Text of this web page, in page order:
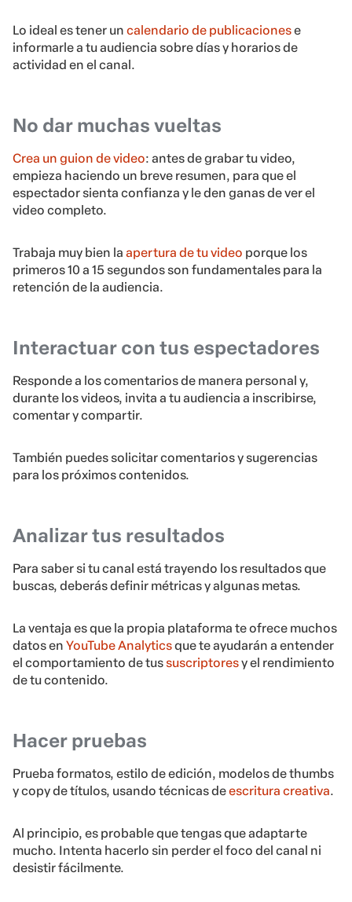
Lo ideal es tener un calendario de publicacionese
informarle a tu audiencia sobre días y horarios de
actividad en el canal.
No dar muchas vueltas
Crea un guion de video: antes de grabar tu video,
empieza haciendo un breve resumen, para que el
espectador sienta confianza y le den ganas de ver el
video completo.
Trabaja muy bien la apertura de tu video porque l os
primeros 10 a 15 segundos son fundamentales para la
retención de la audiencia.
Interactuar con tus espectadores
Responde a los comentarios de manera personal y,
durante los videos, invita a tu audiencia a inscribirse,
comentar y compartir.
También puedes solicitar comentarios y sugerencias
para los próximos contenidos.
Analizar tus resultados
Para saber si tu canal está trayendo los resultados que
buscas, deberás definir métricas y algunas metas.
La ventaja es que la propia plataforma te ofrece muchos
datos en YouTube Analyticsque te ayudarán a entender
el comportamiento de tussuscriptoresy el rendimiento
de tu contenido.
Hacer pruebas
Prueba formatos, estilo de edición, modelos de thumbs
y copy de títulos, usando técnicas deescritura creativa.
Al principio, es probable que tengas que adaptarte
mucho. Intenta hacerlo sin perder el foco del canal ni
desistir fácilmente.